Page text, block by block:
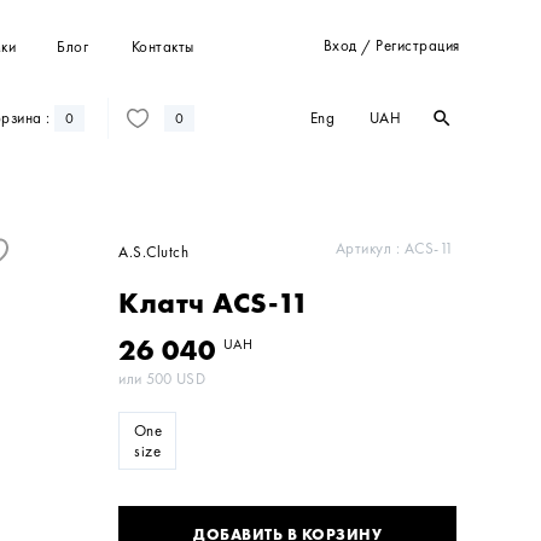
Вход / Регистрация
Блог Контакты
Eng UAH search
search
: 0 0
Артикул : ACS-11
A.S.Clutch
Клатч ACS-11
26 040 UAH
или 500 USD
One
size
ДОБАВИТЬ В КОРЗИНУ